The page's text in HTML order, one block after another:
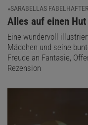
»SARABELLAS
:
Alles auf einen
Eine wundervoll
Mädchen und seine
Freude an Fantasie,
Rezension